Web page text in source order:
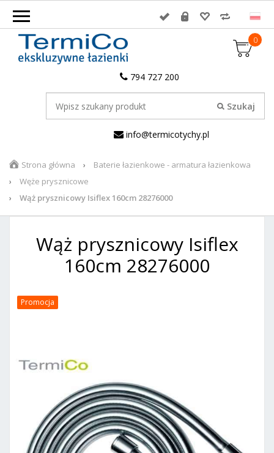
0
794 727 200
info@termicotychy.pl
Strona główna
Baterie łazienkowe - armatura łazienkowa
Węże prysznicowe
Wąż prysznicowy Isiflex 160cm 28276000
Wąż prysznicowy Isiflex
160cm 28276000
Promocja